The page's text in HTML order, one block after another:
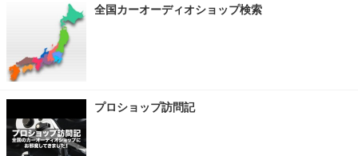
全国カーオーディオショップ検索
プロショップ訪問記